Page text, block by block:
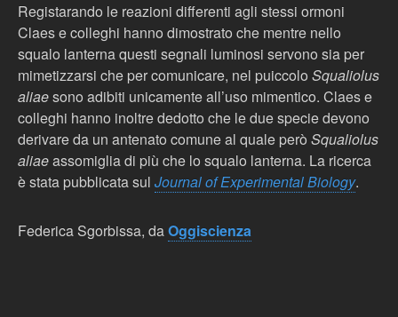
Registarando le reazioni differenti agli stessi ormoni
Claes e colleghi hanno dimostrato che mentre nello
squalo lanterna questi segnali luminosi servono sia per
mimetizzarsi che per comunicare, nel puiccolo Squaliolus
aliaesono adibiti unicamente all’uso mimentico. Claes e
colleghi hanno inoltre dedotto che le due specie devono
derivare da un antenato comune al quale però Squaliolus
aliaeassomiglia di più che lo squalo lanterna. La ricerca
è stata pubblicata sul Journal of Experimental Biology.
Federica Sgorbissa, daOggiscienza